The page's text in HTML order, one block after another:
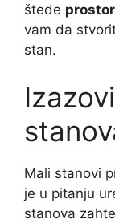
štede prostor
vam da
stan.
Mali stanovi
je u pitanju
stanova